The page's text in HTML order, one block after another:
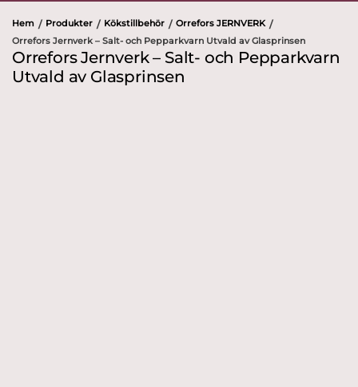
Hem / Produkter / Kökstillbehör / Orrefors JERNVERK /
Orrefors Jernverk – Salt- och Pepparkvarn Utvald av Glasprinsen
Orrefors Jernverk – Salt- och Pepparkvarn
Utvald av Glasprinsen